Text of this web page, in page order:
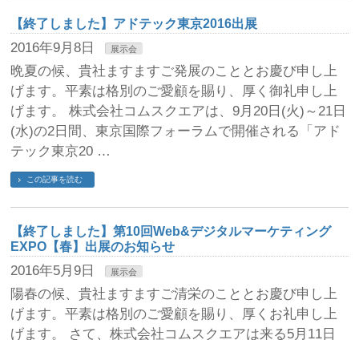
【終了しました】アドテック東京2016出展
2016年9月8日 展示会
晩夏の候、貴社ますますご発展のこととお慶び申し上
げます。平素は格別のご愛顧を賜り、厚く御礼申し上
げます。 株式会社コムスクエアは、9月20日(火)～21日
(水)の2日間、東京国際フォーラムで開催される「アド
テック東京20 …
この記事を読む
【終了しました】第10回Web&デジタルマーケティング
EXPO【春】出展のお知らせ
2016年5月9日 展示会
陽春の候、貴社ますますご清栄のこととお慶び申し上
げます。平素は格別のご愛顧を賜り、厚くお礼申し上
げます。 さて、株式会社コムスクエアは来る5月11日